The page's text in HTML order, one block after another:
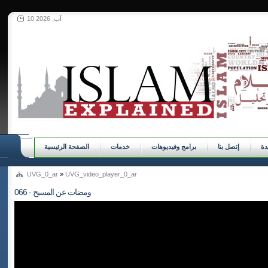
10 آب, 2026
الصفحة الرئيسية خدمات برامج وفيديوهات إتصل بنا
UVG_0_ar » UVG_video_player_0_ar
066 - ومضات عن المسيح